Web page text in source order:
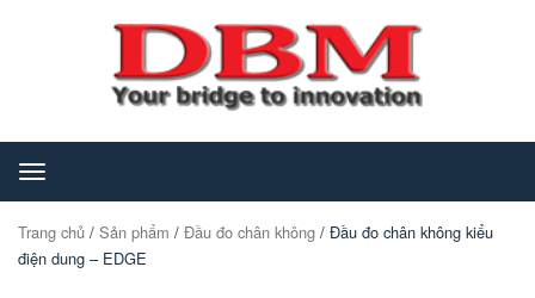
Toggle
navigation
Trang chủ / Sản phẩm / Đầu đo chân không / Đầu đo chân không kiểu
điện dung – EDGE